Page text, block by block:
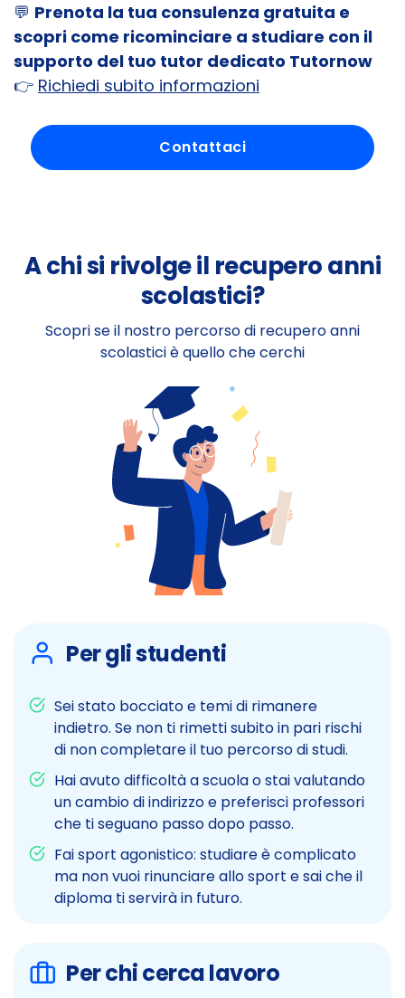
💬 Prenota la tua consulenza gratuita e
scopri come ricominciare a studiare con il
supporto del tuo tutor dedicato Tutornow
👉 Richiedi subito informazioni
Contattaci
A chi si rivolge il recupero anni
scolastici?
Scopri se il nostro percorso di recupero anni
scolastici è quello che cerchi
Per gli studenti
Sei stato bocciato e temi di rimanere
indietro. Se non ti rimetti subito in pari rischi
di non completare il tuo percorso di studi.
Hai avuto difficoltà a scuola o stai valutando
un cambio di indirizzo e preferisci professori
che ti seguano passo dopo passo.
Fai sport agonistico: studiare è complicato
ma non vuoi rinunciare allo sport e sai che il
diploma ti servirà in futuro.
Per chi cerca lavoro